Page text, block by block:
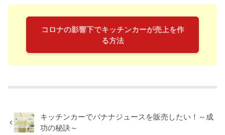
コロナの影響下でキッチンカーが売上を作
る方法
キッチンカーでバナナジュースを販売したい！～成
功の秘訣～